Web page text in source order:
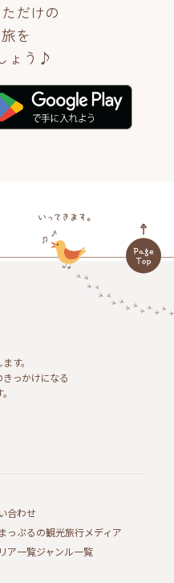
だけの
を
ょう♪
す。
っかけになる
合わせ
まっぷるの観光旅行メディア
ア一覧ジャンル一覧